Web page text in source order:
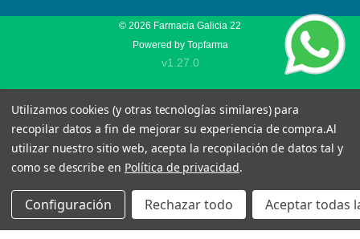
© 2026 Farmacia Galicia 22
Powered by Topfarma
v1.27.0
Utilizamos cookies (y otras tecnologías similares) para
recopilar datos a fin de mejorar su experiencia de compra.Al
utilizar nuestro sitio web, acepta la recopilación de datos tal y
como se describe en Política de privacidad.
Configuración Rechazar todo Aceptar todas